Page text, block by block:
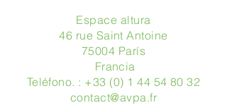
Espace altura
46 rue Saint Antoine
75004 París
​ Francia
Teléfono. : +33 (0) 1 44 54 80 32
contact@avpa.fr